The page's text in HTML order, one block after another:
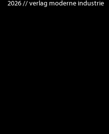
2026 // verlag moderne industrie